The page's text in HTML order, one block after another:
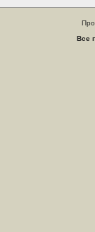
Все